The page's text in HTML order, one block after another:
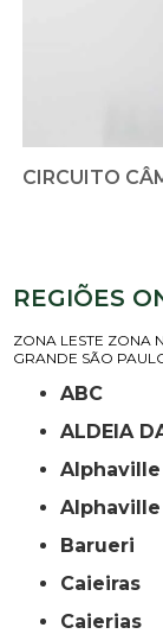
CIRCUITO
REGIÕES
ZONA LESTE ZONA
GRANDE SÃO
ABC
ALDEIA
Alphaville
Barueri
Caieiras
Caierias